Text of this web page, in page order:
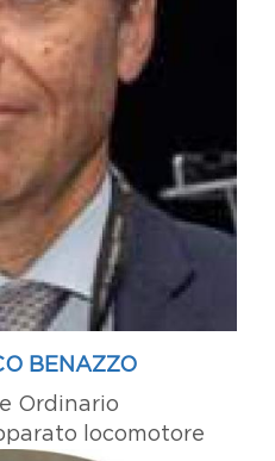
BENAZZO
Ordinario
locomotore